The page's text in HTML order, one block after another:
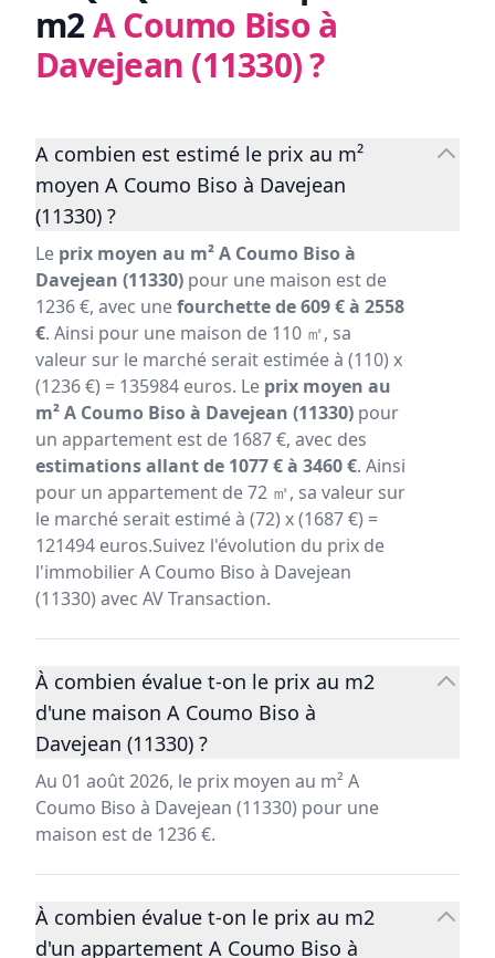
m2A Coumo Biso à
Davejean (11330)?
A combien est estimé le prix au m²
moyen A Coumo Biso à Davejean
(11330) ?
Le prix moyen au m² A Coumo Biso à
Davejean (11330) pour une maison est de
1236 €, avec unefourchette de 609 € à 2558
€. Ainsi pour une maison de 110 ㎡, sa
valeur sur le marché serait estimée à (110) x
(1236 €) = 135984 euros. Le prix moyen au
m² A Coumo Biso à Davejean (11330) pour
un appartement est de 1687 €, avec des
estimations allant de 1077 € à 3460 €. Ainsi
pour un appartement de 72 ㎡, sa valeur sur
le marché serait estimé à (72) x (1687 €) =
121494 euros.Suivez l'évolution du prix de
l'immobilier A Coumo Biso à Davejean
(11330) avec AV Transaction.
À combien évalue t-on le prix au m2
d'une maison A Coumo Biso à
Davejean (11330) ?
Au 01 août 2026, le prix moyen au m² A
Coumo Biso à Davejean (11330) pour une
maison est de 1236 €.
À combien évalue t-on le prix au m2
d'un appartement A Coumo Biso à